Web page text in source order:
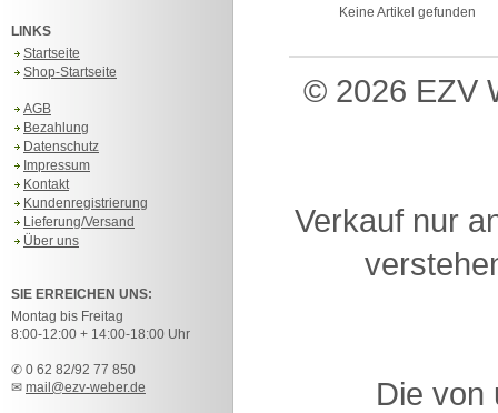
LINKS
Startseite
Shop-Startseite
AGB
Bezahlung
Datenschutz
Impressum
Kontakt
Kundenregistrierung
Lieferung/Versand
Über uns
SIE ERREICHEN UNS:
Montag bis Freitag
8:00-12:00 + 14:00-18:00 Uhr
✆ 0 62 82/92 77 850
✉ mail@ezv-weber.de
Keine Artikel gefunden
© 2026 EZV
Verkauf nur
Die von